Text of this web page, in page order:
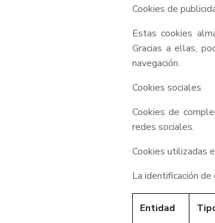
Cookies de
Estas cookies
Gracias a ellas,
navegación.
Cookies sociales
Cookies de
redes sociales.
Cookies utilizadas
La identificación
Entidad